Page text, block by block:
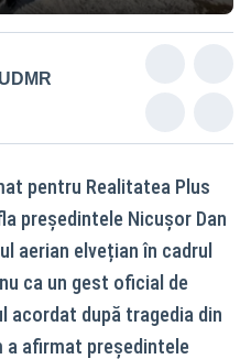
pentru Realitatea Plus
președintele Nicușor Dan
aerian elvețian în cadrul
ca un gest oficial de
acordat după tragedia din
a afirmat președintele